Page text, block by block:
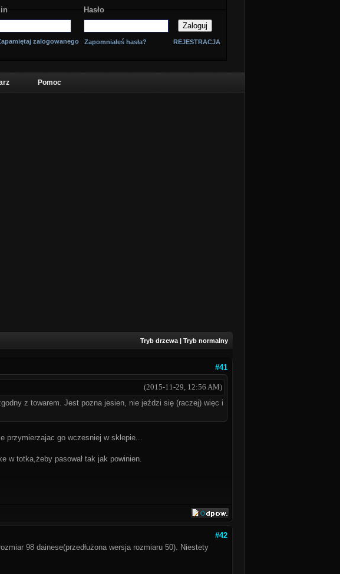
Hasło
zalogowanego Zapomniałeś hasła? REJESTRACJA
Pomoc
Tryb drzewa | Tryb normalny
#41
(2015-11-29, 12:56 AM)
z towarem. Jest pozna jesien, nie jeździ się (raczej) więc i
przymierzajac go wczesniej w sklepie...
w totka,żeby pasował tak jak powinien.
#42
98 dainese(przedłużona wersja rozmiaru 50). Niestety